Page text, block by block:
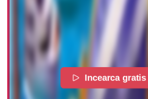
Incearca gratis